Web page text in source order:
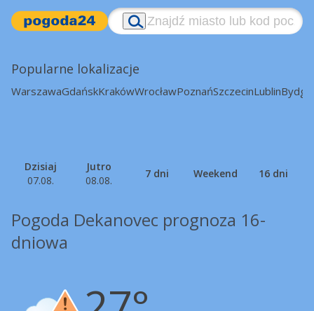
Popularne lokalizacje
WarszawaGdańskKrakówWrocławPoznańSzczecinLublin
Dzisiaj
07.08.
Jutro
08.08.
7 dni Weekend 16 dni
Pogoda Dekanovec prognoza 16-
dniowa